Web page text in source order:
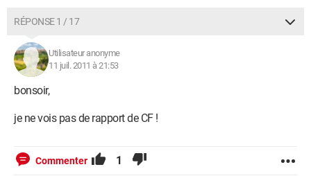
RÉPONSE 1 / 17
Utilisateur anonyme
11 juil. 2011 à 21:53
bonsoir,
je ne vois pas de rapport de CF !
Commenter 1